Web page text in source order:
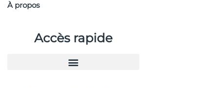
À propos
Accès rapide